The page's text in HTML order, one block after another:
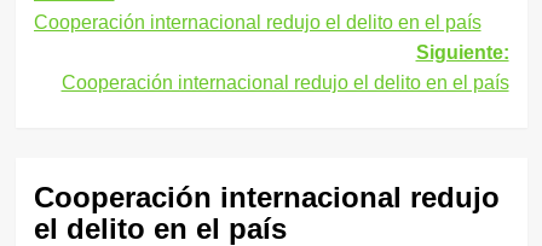
de
entradas
Cooperación internacional redujo el delito en el país
Siguiente:
Cooperación internacional redujo el delito en el país
Cooperación internacional redujo
el delito en el país